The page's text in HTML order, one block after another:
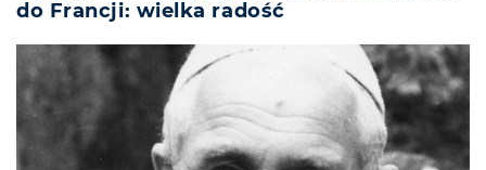
do Francji: wielka radość